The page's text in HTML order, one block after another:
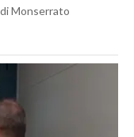
Monserrato